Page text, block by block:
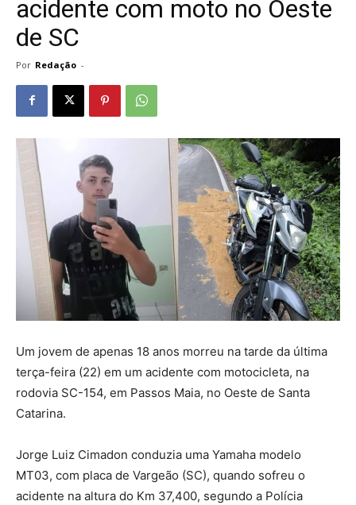
acidente com moto no Oeste
de SC
Por Redação -
Um jovem de apenas 18 anos morreu na tarde da última
terça-feira (22) em um acidente com motocicleta, na
rodovia SC-154, em Passos Maia, no Oeste de Santa
Catarina.
Jorge Luiz Cimadon conduzia uma Yamaha modelo
MT03, com placa de Vargeão (SC), quando sofreu o
acidente na altura do Km 37,400, segundo a Polícia